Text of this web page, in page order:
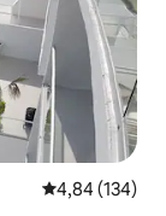
Просечна
4,84 (134)